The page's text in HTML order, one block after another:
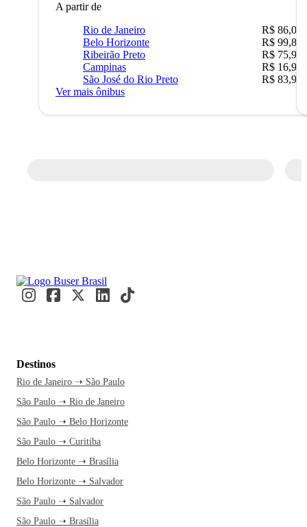
A partir de
Rio de Janeiro
R$ 86,00
Belo Horizonte
R$ 99,89
Ribeirão Preto
R$ 75,90
Campinas
R$ 16,90
São José do Rio Preto
R$ 83,90
Ver mais ônibus
Destinos
Rio de Janeiro ➝ São Paulo
São Paulo ➝ Rio de Janeiro
São Paulo ➝ Belo Horizonte
São Paulo ➝ Curitiba
Belo Horizonte ➝ Brasília
Belo Horizonte ➝ Salvador
São Paulo ➝ Salvador
São Paulo ➝ Brasília